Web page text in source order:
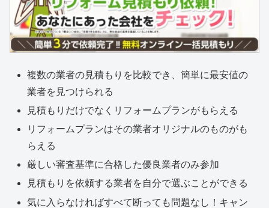
複数の業者の見積もりを比較でき、簡単に最安値の
業者を見つけられる
見積もりだけでなくリフォームプランがもらえる
リフォームプランはその業者オリジナルのものがも
らえる
厳しい審査基準に合格した優良業者のみ参加
見積もりを依頼する業者を自分で選ぶことができる
気に入らなければすべて断っても問題なし！キャン